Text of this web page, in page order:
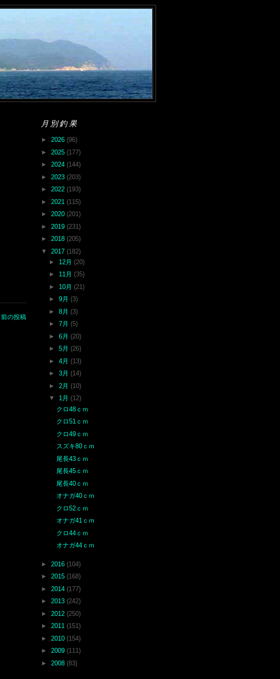
前の投稿
月別釣果
► 2026 (96)
► 2025 (177)
► 2024 (144)
► 2023 (203)
► 2022 (193)
► 2021 (115)
► 2020 (201)
► 2019 (231)
► 2018 (205)
▼ 2017 (182)
► 12月 (20)
► 11月 (35)
► 10月 (21)
► 9月 (3)
► 8月 (3)
► 7月 (5)
► 6月 (20)
► 5月 (26)
► 4月 (13)
► 3月 (14)
► 2月 (10)
▼ 1月 (12)
クロ48ｃｍ
クロ51ｃｍ
クロ49ｃｍ
スズキ80ｃｍ
尾長43ｃｍ
尾長45ｃｍ
尾長40ｃｍ
オナガ40ｃｍ
クロ52ｃｍ
オナガ41ｃｍ
クロ44ｃｍ
オナガ44ｃｍ
► 2016 (104)
► 2015 (168)
► 2014 (177)
► 2013 (242)
► 2012 (250)
► 2011 (151)
► 2010 (154)
► 2009 (111)
► 2008 (83)